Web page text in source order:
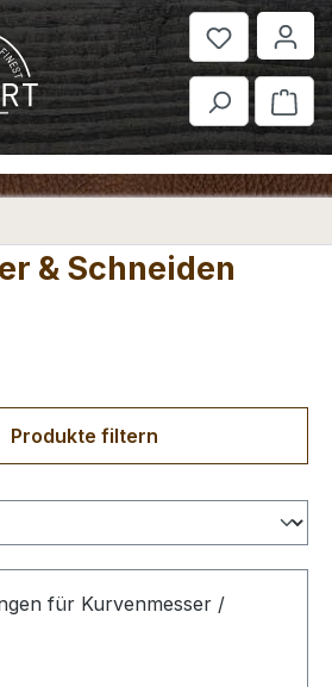
& Schneiden
Produkte filtern